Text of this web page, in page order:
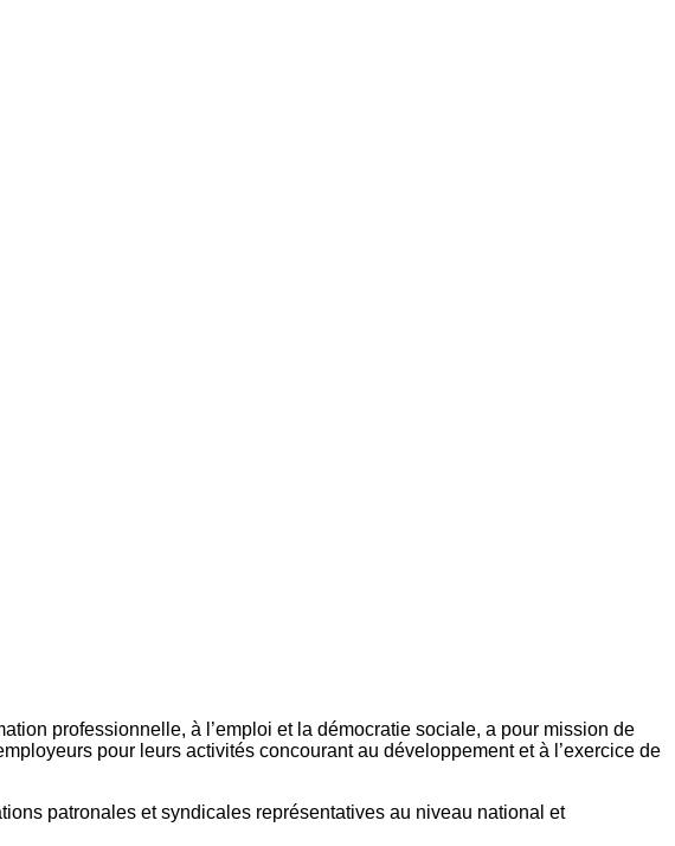
professionnelle, à l’emploi et la démocratie sociale, a pour mission de
pour leurs activités concourant au développement et à l’exercice de
patronales et syndicales représentatives au niveau national et